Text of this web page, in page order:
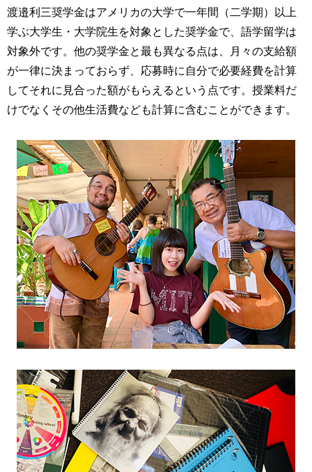
渡邉利三奨学金はアメリカの大学で一年間（二学期）以上
学ぶ大学生・大学院生を対象とした奨学金で、語学留学は
対象外です。他の奨学金と最も異なる点は、月々の支給額
が一律に決まっておらず、応募時に自分で必要経費を計算
してそれに見合った額がもらえるという点です。授業料だ
けでなくその他生活費なども計算に含むことができます。